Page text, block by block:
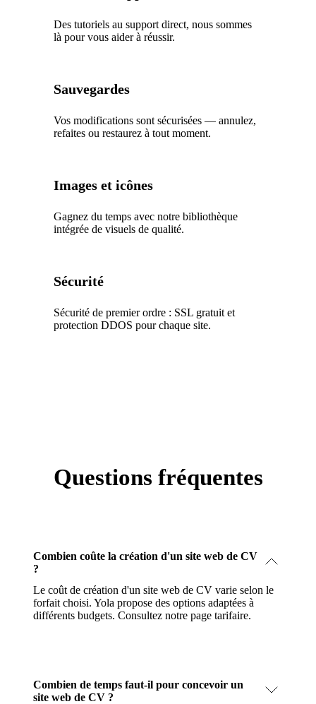
Des tutoriels au support direct, nous sommes
là pour vous aider à réussir.
Sauvegardes
Vos modifications sont sécurisées — annulez,
refaites ou restaurez à tout moment.
Images et icônes
Gagnez du temps avec notre bibliothèque
intégrée de visuels de qualité.
Sécurité
Sécurité de premier ordre : SSL gratuit et
protection DDOS pour chaque site.
Questions fréquentes
Combien coûte la création d'un site web de CV
?
Le coût de création d'un site web de CV varie selon le
forfait choisi. Yola propose des options adaptées à
différents budgets. Consultez notre page tarifaire.
Combien de temps faut-il pour concevoir un
site web de CV ?